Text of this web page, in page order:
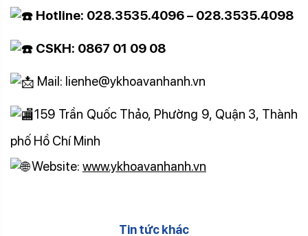
Hotline: 028.3535.4096 – 028.3535.4098
CSKH: 0867 01 09 08
Mail: lienhe@ykhoavanhanh.vn
159 Trần Quốc Thảo, Phường 9, Quận 3, Thành
phố Hồ Chí Minh
Website: www.ykhoavanhanh.vn
Tin tức khác